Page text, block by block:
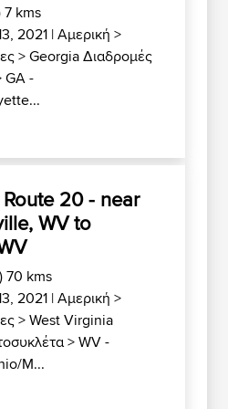
kms
2021 |Αμερική >
>Georgia Διαδρομές
GA -
20 - near
WV to
70 kms
2021 |Αμερική >
>West Virginia
>WV -
M...